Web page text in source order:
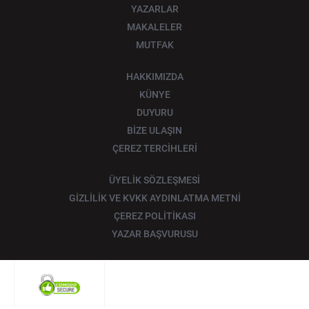
YAZARLAR
MAKALELER
MUTFAK
HAKKIMIZDA
KÜNYE
DUYURU
BİZE ULAŞIN
ÇEREZ TERCİHLERİ
ÜYELİK SÖZLEŞMESİ
GİZLİLİK VE KVKK AYDINLATMA METNİ
ÇEREZ POLİTİKASI
YAZAR BAŞVURUSU